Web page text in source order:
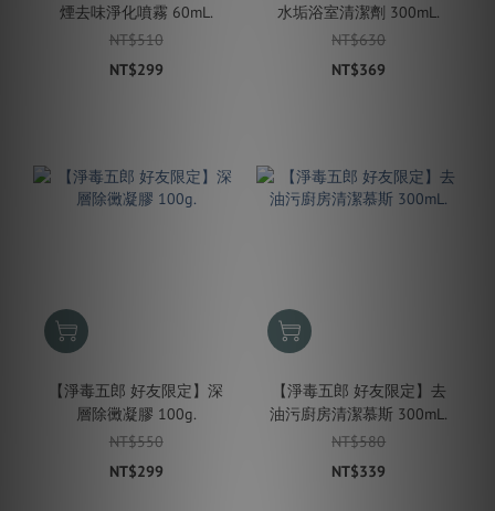
煙去味淨化噴霧 60mL.
NT$510
NT$299
水垢浴室清潔劑 300mL.
NT$630
NT$369
【淨毒五郎 好友限定】深
層除黴凝膠 100g.
NT$550
NT$299
【淨毒五郎 好友限定】去
油污廚房清潔慕斯 300mL.
NT$580
NT$339